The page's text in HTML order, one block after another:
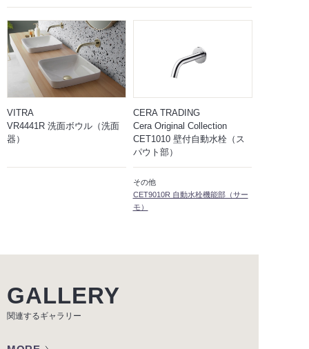
VITRA
VR4441R 洗面ボウル（洗面
器）
CERA TRADING
Cera Original Collection
CET1010 壁付自動水栓（ス
パウト部）
その他
CET9010R 自動水栓機能部（サー
モ）
GALLERY
関連するギャラリー